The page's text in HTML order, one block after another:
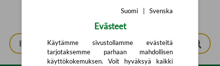
Suomi Svenska
Evästeet
Käytämme sivustollamme evästeitä
tarjotaksemme parhaan mahdollisen
käyttökokemuksen. Voit hyväksyä kaikki